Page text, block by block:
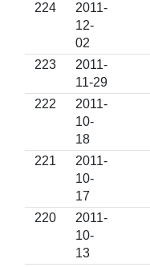
224
2011-
12-
02
223
2011-
11-29
222
2011-
10-
18
221
2011-
10-
17
220
2011-
10-
13